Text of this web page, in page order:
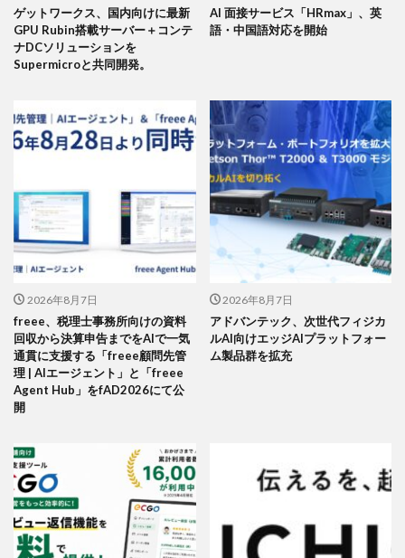
ゲットワークス、国内向けに最新
GPU Rubin搭載サーバー＋コンテ
ナDCソリューションを
Supermicroと共同開発。
AI 面接サービス「HRmax」、英
語・中国語対応を開始
2026年8月7日
freee、税理士事務所向けの資料
回収から決算申告までをAIで一気
通貫に支援する「freee顧問先管
理 | AIエージェント」と「freee
Agent Hub」をfAD2026にて公
開
2026年8月7日
アドバンテック、次世代フィジカ
ルAI向けエッジAIプラットフォー
ム製品群を拡充